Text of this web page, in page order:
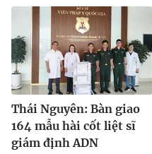
Thái Nguyên: Bàn giao
164 mẫu hài cốt liệt sĩ
giám định ADN